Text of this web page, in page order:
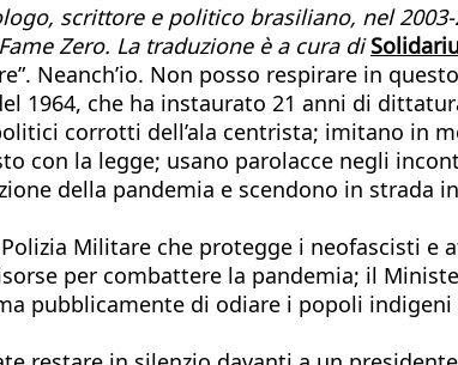
scrittore e politico brasiliano, nel
Zero. La traduzione è a cura di
Neanch’io. Non posso respirare in
1964, che ha instaurato 21 anni di
corrotti dell’ala centrista; imitano in
con la legge; usano parolacce negli
della pandemia e scendono in strada
Militare che protegge i neofascisti
per combattere la pandemia; il
pubblicamente di odiare i popoli